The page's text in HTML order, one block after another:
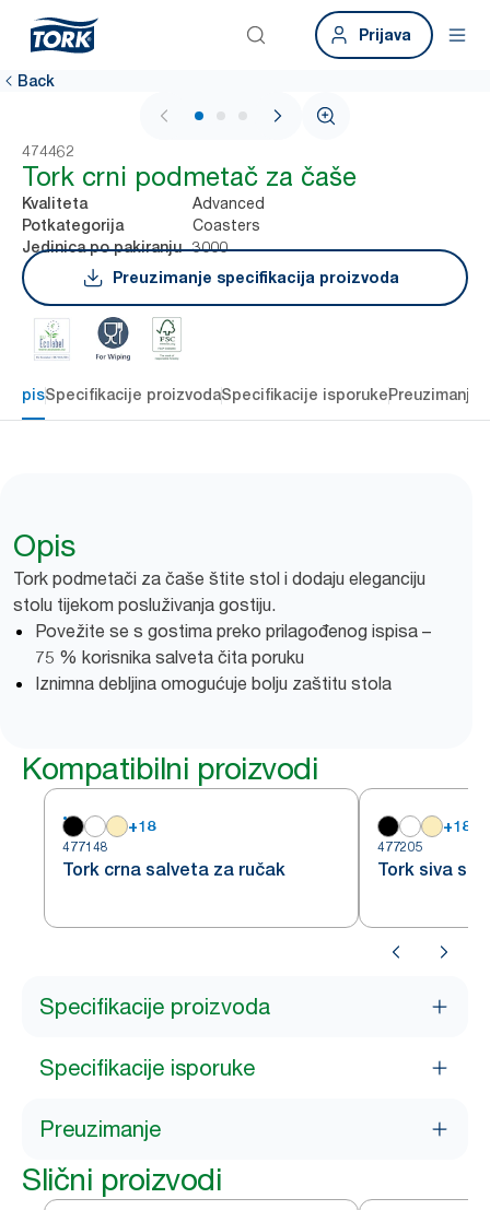
Prijava
Back
1 / 3
474462
Tork crni podmetač za čaše
Kvaliteta Advanced
Potkategorija Coasters
Jedinica po pakiranju
3000
Preuzimanje specifikacija proizvoda
OpisSpecifikacije proizvodaSpecifikacije isporukePreuzimanje
Opis
Tork podmetači za čaše štite stol i dodaju eleganciju
stolu tijekom posluživanja gostiju.
Povežite se s gostima preko prilagođenog ispisa –
75 % korisnika salveta čita poruku
Iznimna debljina omogućuje bolju zaštitu stola
Kompatibilni proizvodi
+18
477148
Tork crna salveta za ručak
+18
477205
Tork siva
Specifikacije proizvoda
Specifikacije isporuke
Preuzimanje
Slični proizvodi